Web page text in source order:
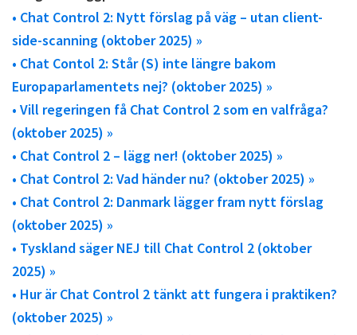
• Chat Control 2: Nytt förslag på väg – utan client-
side-scanning (oktober 2025) »
• Chat Contol 2: Står (S) inte längre bakom
Europaparlamentets nej? (oktober 2025) »
• Vill regeringen få Chat Control 2 som en valfråga?
(oktober 2025) »
• Chat Control 2 – lägg ner! (oktober 2025) »
• Chat Control 2: Vad händer nu? (oktober 2025) »
• Chat Control 2: Danmark lägger fram nytt förslag
(oktober 2025) »
• Tyskland säger NEJ till Chat Control 2 (oktober
2025) »
• Hur är Chat Control 2 tänkt att fungera i praktiken?
(oktober 2025) »